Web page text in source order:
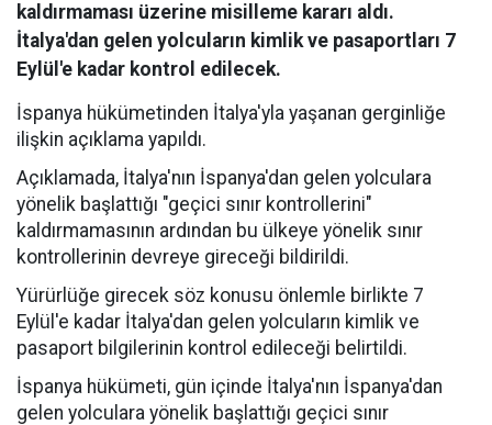
kaldırmaması üzerine misilleme kararı aldı.
İtalya'dan gelen yolcuların kimlik ve pasaportları 7
Eylül'e kadar kontrol edilecek.
İspanya hükümetinden İtalya'yla yaşanan gerginliğe
ilişkin açıklama yapıldı.
Açıklamada, İtalya'nın İspanya'dan gelen yolculara
yönelik başlattığı "geçici sınır kontrollerini"
kaldırmamasının ardından bu ülkeye yönelik sınır
kontrollerinin devreye gireceği bildirildi.
Yürürlüğe girecek söz konusu önlemle birlikte 7
Eylül'e kadar İtalya'dan gelen yolcuların kimlik ve
pasaport bilgilerinin kontrol edileceği belirtildi.
İspanya hükümeti, gün içinde İtalya'nın İspanya'dan
gelen yolculara yönelik başlattığı geçici sınır